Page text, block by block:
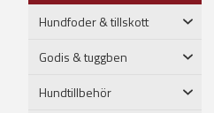
Hundfoder & tillskott
Godis & tuggben
Hundtillbehör